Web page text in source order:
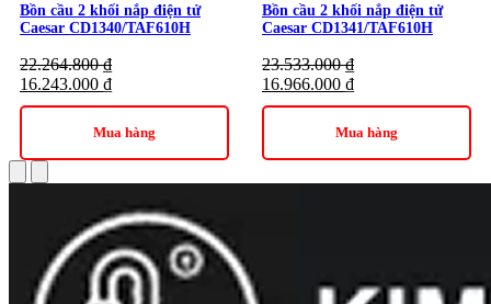
Bồn cầu 2 khối nắp điện tử
Caesar CD1340/TAF610H
22.264.800₫
16.243.000 ₫
Mua hàng
Bồn cầu 2 khối nắp điện tử
Caesar CD1341/TAF610H
23.533.000₫
16.966.000 ₫
Mua hàng